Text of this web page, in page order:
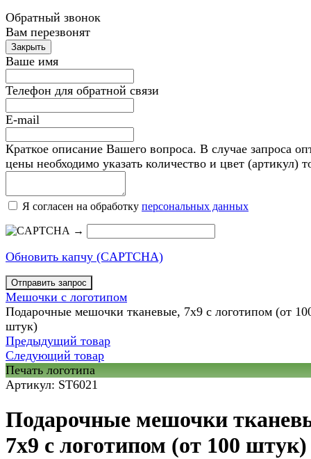
Обратный звонок
Вам перезвонят
Ваше имя
Телефон для обратной связи
E-mail
Краткое описание Вашего вопроса. В случае запроса
цены необходимо указать количество и цвет (артикул)
Я согласен на обработку персональных данных
→
Обновить капчу (CAPTCHA)
Мешочки с логотипом
Подарочные мешочки тканевые, 7х9 с логотипом (от
штук)
Предыдущий товар
Следующий товар
Печать логотипа
Артикул: ST6021
Подарочные мешочки
7х9 с логотипом (от 100 штук)